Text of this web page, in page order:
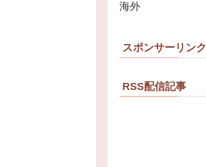
海外
スポンサーリンク
RSS配信記事